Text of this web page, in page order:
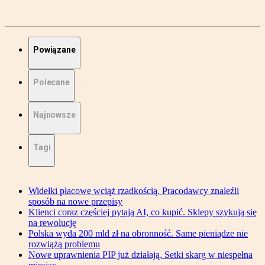
Powiązane
Polecane
Najnowsze
Tagi
Widełki płacowe wciąż rzadkością. Pracodawcy znaleźli
sposób na nowe przepisy
Klienci coraz częściej pytają AI, co kupić. Sklepy szykują się
na rewolucję
Polska wyda 200 mld zł na obronność. Same pieniądze nie
rozwiążą problemu
Nowe uprawnienia PIP już działają. Setki skarg w niespełna